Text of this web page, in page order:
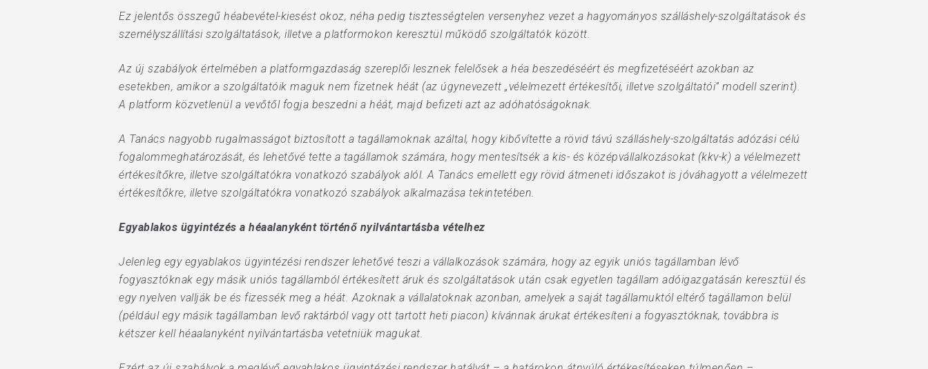
Ez jelentős összegű héabevétel-kiesést okoz, néha pedig tisztességtelen versenyhez vezet a hagyományos szálláshely-szolgáltatások és
személyszállítási szolgáltatások, illetve a platformokon keresztül működő szolgáltatók között.
Az új szabályok értelmében a platformgazdaság szereplői lesznek felelősek a héa beszedéséért és megfizetéséért azokban az
esetekben, amikor a szolgáltatóik maguk nem fizetnek héát (az úgynevezett „vélelmezett értékesítői, illetve szolgáltatói” modell szerint).
A platform közvetlenül a vevőtől fogja beszedni a héát, majd befizeti azt az adóhatóságoknak.
A Tanács nagyobb rugalmasságot biztosított a tagállamoknak azáltal, hogy kibővítette a rövid távú szálláshely-szolgáltatás adózási célú
fogalommeghatározását, és lehetővé tette a tagállamok számára, hogy mentesítsék a kis- és középvállalkozásokat (kkv-k) a vélelmezett
értékesítőkre, illetve szolgáltatókra vonatkozó szabályok alól. A Tanács emellett egy rövid átmeneti időszakot is jóváhagyott a vélelmezett
értékesítőkre, illetve szolgáltatókra vonatkozó szabályok alkalmazása tekintetében.
Egyablakos ügyintézés a héaalanyként történő nyilvántartásba vételhez
Jelenleg egy egyablakos ügyintézési rendszer lehetővé teszi a vállalkozások számára, hogy az egyik uniós tagállamban lévő
fogyasztóknak egy másik uniós tagállamból értékesített áruk és szolgáltatások után csak egyetlen tagállam adóigazgatásán keresztül és
egy nyelven vallják be és fizessék meg a héát. Azoknak a vállalatoknak azonban, amelyek a saját tagállamuktól eltérő tagállamon belül
(például egy másik tagállamban levő raktárból vagy ott tartott heti piacon) kívánnak árukat értékesíteni a fogyasztóknak, továbbra is
kétszer kell héaalanyként nyilvántartásba vetetniük magukat.